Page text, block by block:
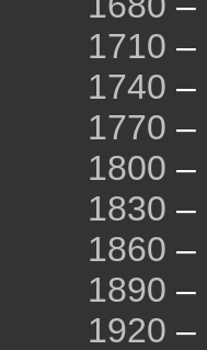
1710 –
1740 –
1770 –
1800 –
1830 –
1860 –
1890 –
1920 –